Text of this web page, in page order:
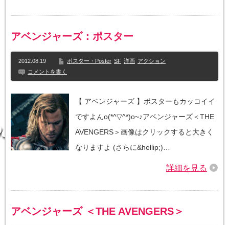
アベンジャーズ：ポスター
2012.08.19 ポスター・Poster SF 洋画 アクション
コメントを書く
【 アベンジャーズ 】ポスターもカッコイイ
ですよんo(*^▽^*)o~♪アベンジャーズ＜THE
AVENGERS＞画像はクリックすると大きく
なりますよ (さらに&hellip;)…
詳細を見る
アベンジャーズ ＜THE AVENGERS＞